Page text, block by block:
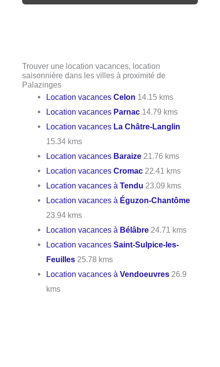
Trouver une location vacances, location
saisonnière dans les villes à proximité de
Palazinges
Location vacancesCelon 14.15 kms
Location vacances Parnac 14.79 kms
Location vacances La Châtre-Langlin
15.34 kms
Location vacances Baraize 21.76 kms
Location vacancesCromac 22.41 kms
Location vacances àTendu 23.09 kms
Location vacances à Éguzon-Chantôme
23.94 kms
Location vacances à Bélâbre 24.71 kms
Location vacancesSaint-Sulpice-les-
Feuilles 25.78 kms
Location vacances àVendoeuvres 26.9
kms